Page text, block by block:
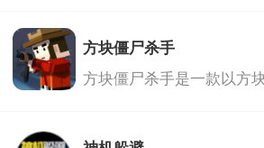
方块僵尸杀手